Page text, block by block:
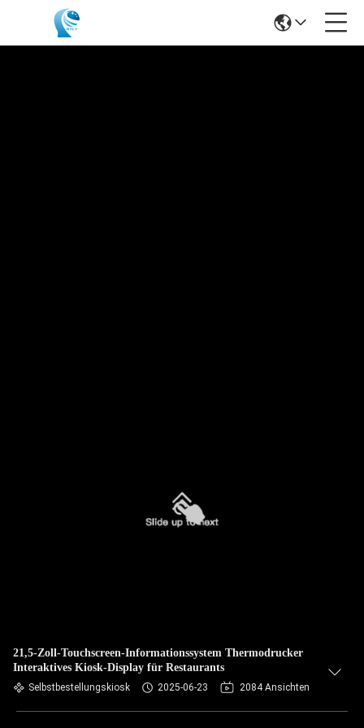
21,5-Zoll-Touchscreen-Informationssystem Thermodrucker
Interaktives Kiosk-Display für Restaurants
Selbstbestellungskiosk 2025-06-23 2084 Ansichten